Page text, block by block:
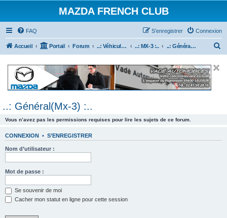
MAZDA FRENCH CLUB
FAQ Connexion
S’enregistrer
Accueil Portail Forum ..: Véhicules Mazda ancien (<2003) :.. ..: MX-3 :.. ..: Général(Mx-3) :..
e
..: Général(Mx-3) :..
Vous n’avez pas les permissions requises pour lire les sujets de ce forum.
CONNEXION • S’ENREGISTRER
Nom d’utilisateur :
Mot de passe :
Se souvenir de moi
Cacher mon statut en ligne pour cette session